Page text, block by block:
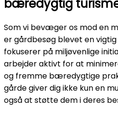
bæredygtig
Som vi bevæger os mod en
er gårdbesøg blevet en
fokuserer på miljøvenlige
arbejder aktivt for at
og fremme bæredygtige
gårde giver dig ikke kun en
også at støtte dem i deres